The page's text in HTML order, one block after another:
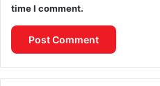
time I comment.